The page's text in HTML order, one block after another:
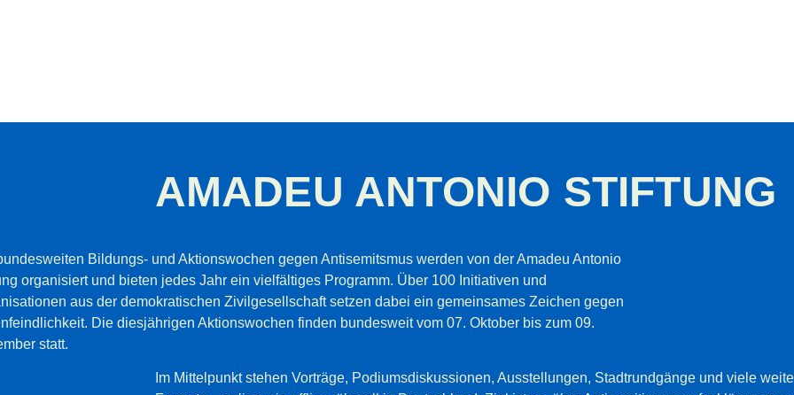
AMADEU ANTONIO STIFTUNG
Bildungs- und Aktionswochen gegen Antisemitsmus werden von der Amadeu Antonio
organisiert und bieten jedes Jahr ein vielfältiges Programm. Über 100 Initiativen und
aus der demokratischen Zivilgesellschaft setzen dabei ein gemeinsames Zeichen gegen
Die diesjährigen Aktionswochen finden bundesweit vom 07. Oktober bis zum 09.
statt.
Im Mittelpunkt stehen Vorträge, Podiumsdiskussionen, Ausstellungen, Stadtrundgänge und viele